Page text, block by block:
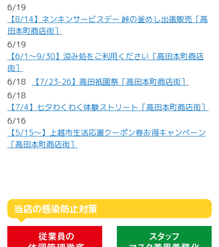
6/19
【8/14】ネンキンサービスデー 峠の釜めし出張販売［高
田本町商店街］
6/19
【6/1～9/30】涼み処をご利用ください［高田本町商店
街］
6/18
【7/23-26】高田祇園祭［高田本町商店街］
6/18
【7/4】七夕わくわく体験ストリート［高田本町商店街］
6/16
【5/15～】上越市生活応援クーポン券お得キャンペーン
［高田本町商店街］
当店の感染防止対策